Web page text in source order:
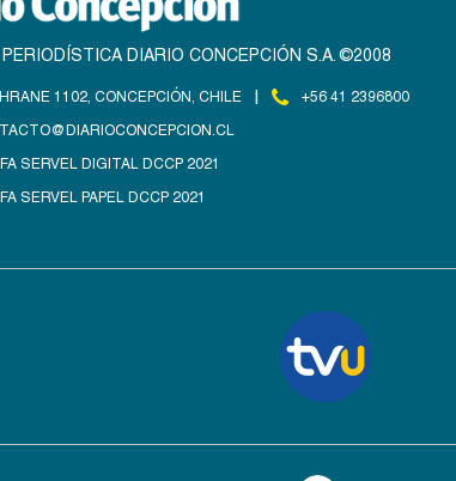
PERIODÍSTICA DIARIO CONCEPCIÓN S.A. ©2008
1102, CONCEPCIÓN, CHILE |
+56 41 2396800
SERVEL DIGITAL DCCP 2021
SERVEL PAPEL DCCP 2021